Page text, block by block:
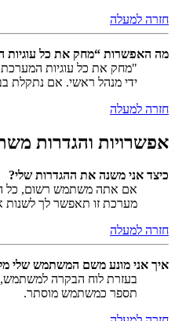
חזרה למעלה
מה האפשרות “מחק את כל עוגיות
ידי מנהל ראשי. אם נתקלת
חזרה למעלה
אפשרויות והגדרות
כיצד אני משנה את ההגדרות שלי?
אם אתה משתמש רשום, כל
מערכת זו תאפשר לך לשנות
חזרה למעלה
איך אני מונע משם המשתמש שלי
בעזרת לוח הבקרה
תספר כמשתמש מוסתר.